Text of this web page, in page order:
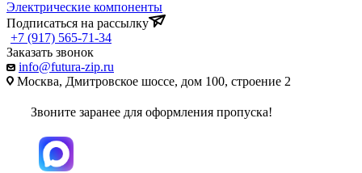
Электрические компоненты
Подписаться на рассылку
+7 (917) 565-71-34
Заказать звонок
info@futura-zip.ru
Москва, Дмитровское шоссе, дом 100, строение 2
Звоните заранее для оформления пропуска!